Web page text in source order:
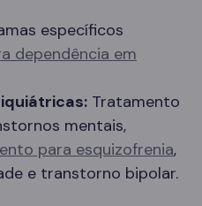
específicos
dependência em
Tratamento
mentais,
para esquizofrenia,
e transtorno bipolar.